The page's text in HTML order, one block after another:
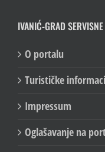
IVANIĆ-GRAD
O portalu
Turističke
Impressum
Oglašavanje na